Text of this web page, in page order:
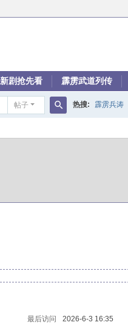
新剧抢先看 霹雳武道列传
帖子
索
热搜: 霹雳兵涛
最后访问 2026-6-3 16:35